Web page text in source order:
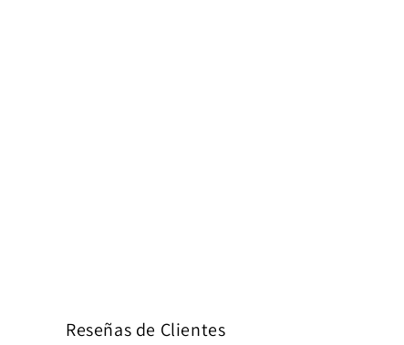
Reseñas de Clientes